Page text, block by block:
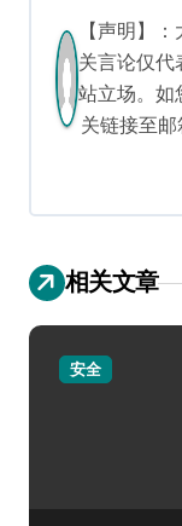
【声明】
关言论仅代
站立场。如
关链接至
相关文章
安全